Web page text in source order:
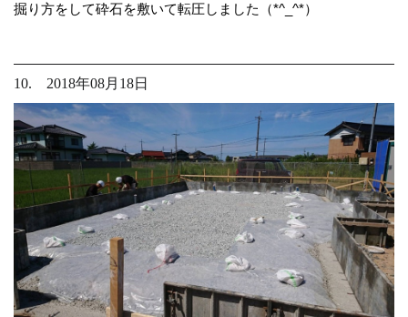
掘り方をして砕石を敷いて転圧しました（*^_^*）
10. 2018年08月18日